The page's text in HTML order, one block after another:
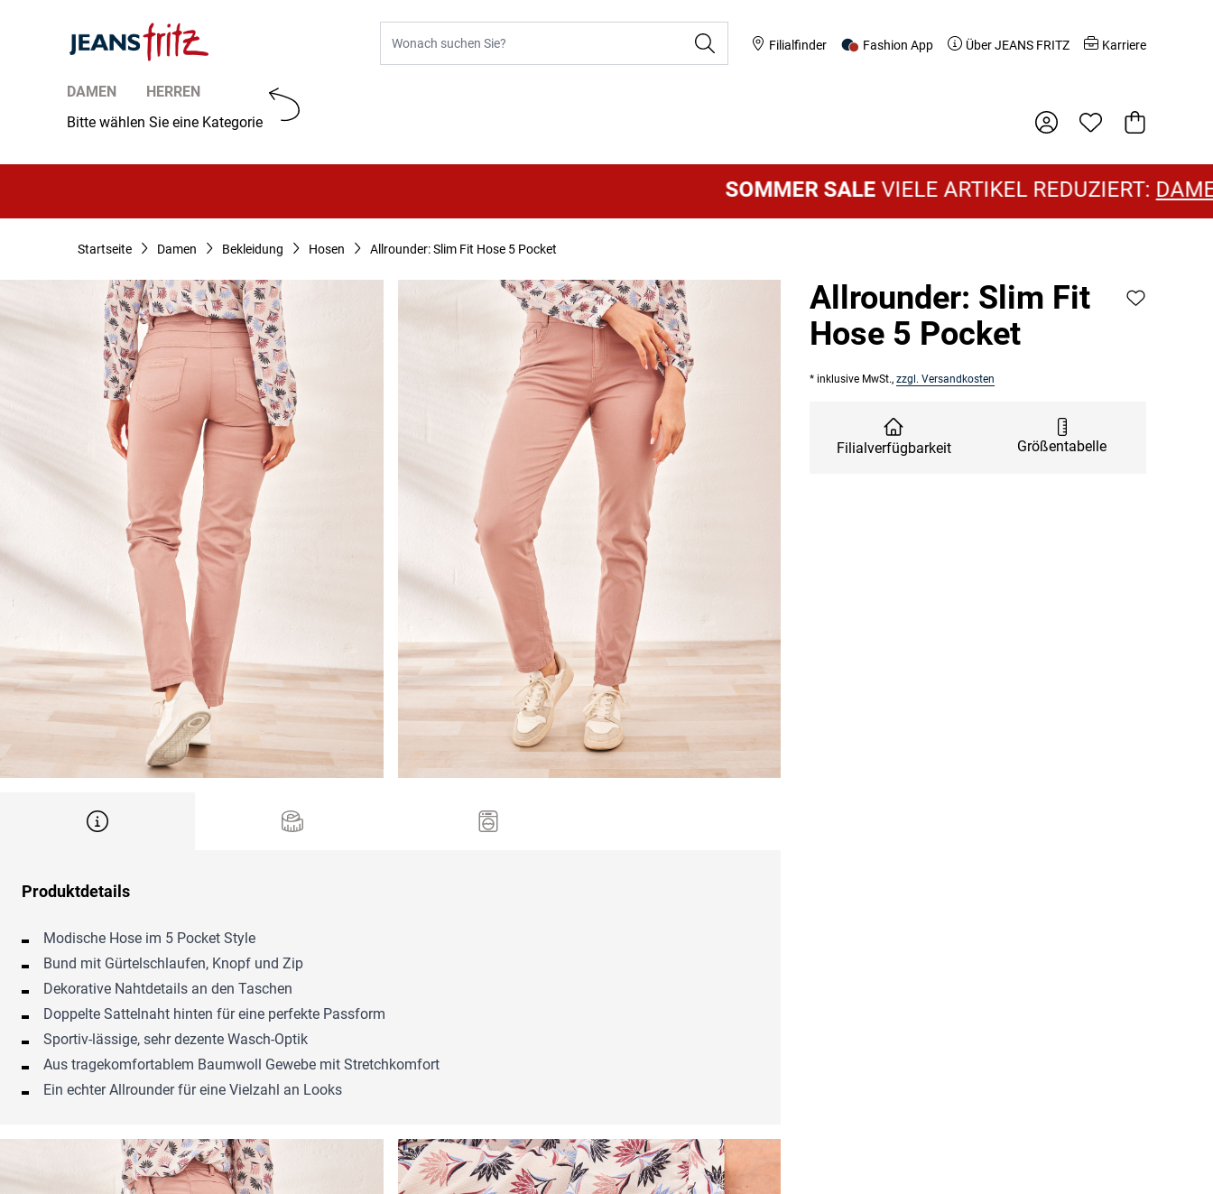
Filialfinder Fashion App Über JEANS FRITZ Karriere
DAMEN
HERREN
Bitte wählen Sie eine Kategorie
Warenkorb
SOMMER SALEVIELE ARTIKEL REDUZIERT:DAMEN SALE
Startseite Damen Bekleidung Hosen Allrounder: Slim Fit Hose 5 Pocket
Produktdetails
Modische Hose im 5 Pocket Style
Bund mit Gürtelschlaufen, Knopf und Zip
Dekorative Nahtdetails an den Taschen
Doppelte Sattelnaht hinten für eine perfekte Passform
Sportiv-lässige, sehr dezente Wasch-Optik
Aus tragekomfortablem Baumwoll Gewebe mit Stretchkomfort
Ein echter Allrounder für eine Vielzahl an Looks
Allrounder: Slim Fit
Hose 5 Pocket
* inklusive MwSt., zzgl. Versandkosten
Filialverfügbarkeit Größentabelle